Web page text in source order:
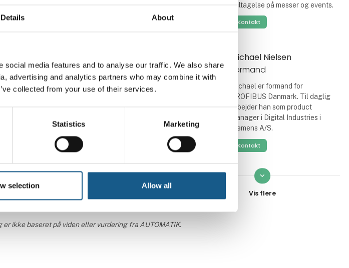
Details About
media features and to analyse our traffic. We also share
advertising and analytics partners who may combine it with
collected from your use of their services.
Statistics Marketing
selection Allow all
keyboard_arrow_down
deltagelse på messer og events.
Kontakt
Michael Nielsen
Formand
Michael er formand for
PROFIBUS Danmark. Til daglig
arbejder han som product
manager i Digital Industries i
Siemens A/S.
Kontakt
Ole Sørensen
Medudstiller
Ole Sørensen er direktør i
ikke baseret på viden eller vurdering fra AUTOMATIK.